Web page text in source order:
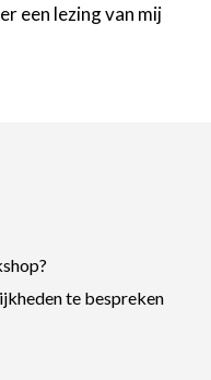
een lezing van mij
te bespreken